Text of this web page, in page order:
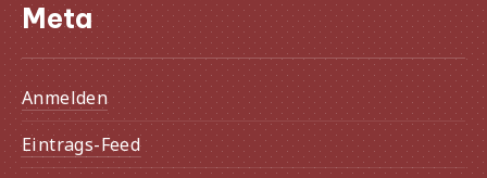
Meta
Anmelden
Eintrags-Feed